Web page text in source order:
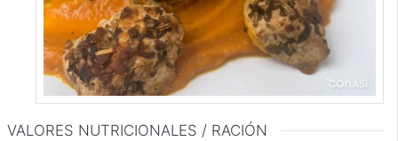
VALORES NUTRICIONALES / RACIÓN